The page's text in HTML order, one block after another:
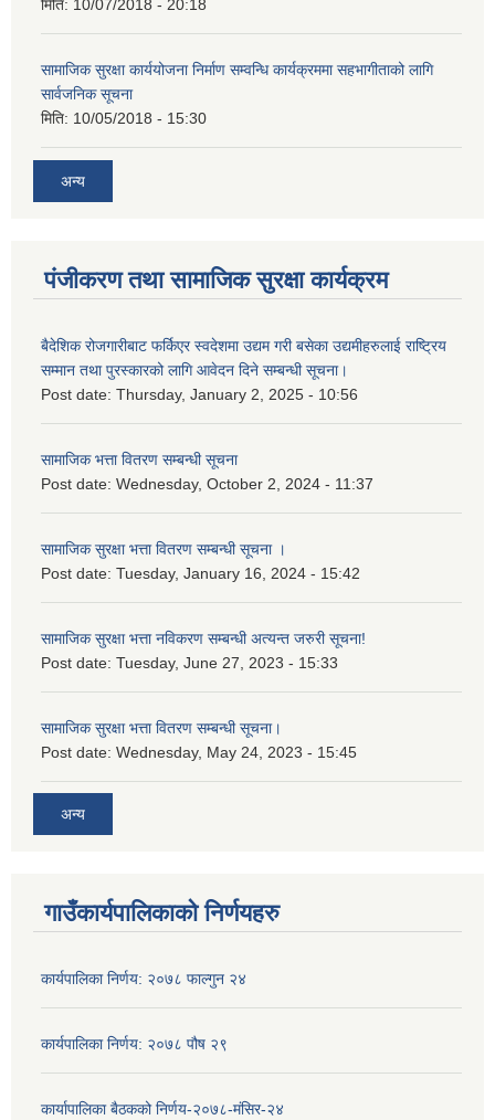
मिति: 10/07/2018 - 20:18
सामाजिक सुरक्षा कार्ययोजना निर्माण सम्वन्धि कार्यक्रममा सहभागीताको लागि
सार्वजनिक सूचना
मिति: 10/05/2018 - 15:30
अन्य
पंजीकरण तथा सामाजिक सुरक्षा कार्यक्रम
बैदेशिक रोजगारीबाट फर्किएर स्वदेशमा उद्यम गरी बसेका उद्यमीहरुलाई राष्‍ट्रिय
सम्मान तथा पुरस्कारको लागि आवेदन दिने सम्बन्धी सूचना।
Post date: Thursday, January 2, 2025 - 10:56
सामाजिक भत्ता वितरण सम्बन्धी सूचना
Post date: Wednesday, October 2, 2024 - 11:37
सामाजिक सुरक्षा भत्ता वितरण सम्बन्धी सूचना ।
Post date: Tuesday, January 16, 2024 - 15:42
सामाजिक सुरक्षा भत्ता नविकरण सम्बन्धी अत्यन्त जरुरी सूचना!
Post date: Tuesday, June 27, 2023 - 15:33
सामाजिक सुरक्षा भत्ता वितरण सम्बन्धी सूचना।
Post date: Wednesday, May 24, 2023 - 15:45
अन्य
गाउँकार्यपालिकाको निर्णयहरु
कार्यपालिका निर्णय: २०७८ फाल्गुन २४
कार्यपालिका निर्णय: २०७८ पौष २९
कार्यापालिका बैठकको निर्णय-२०७८-मंसिर-२४